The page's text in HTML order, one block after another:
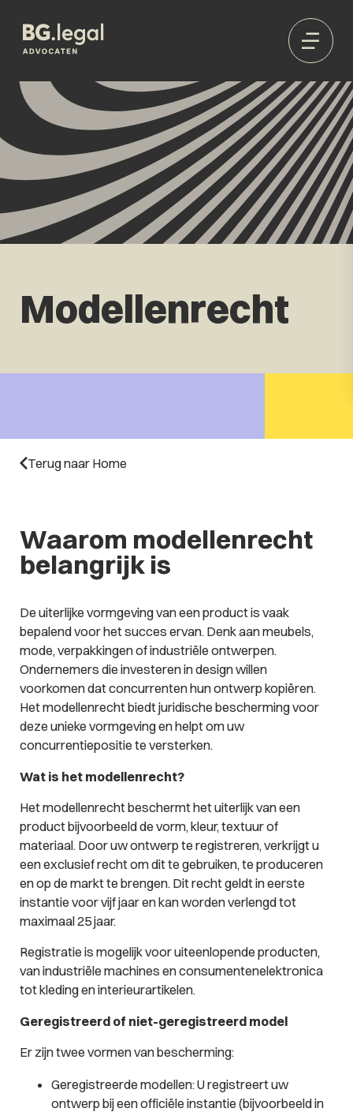
Modellenrecht
Terug naar Home
Waarom modellenrecht
belangrijk is
De uiterlijke vormgeving van een product is vaak
bepalend voor het succes ervan. Denk aan meubels,
mode, verpakkingen of industriële ontwerpen.
Ondernemers die investeren in design willen
voorkomen dat concurrenten hun ontwerp kopiëren.
Het modellenrecht biedt juridische bescherming voor
deze unieke vormgeving en helpt om uw
concurrentiepositie te versterken.
Wat is het modellenrecht?
Het modellenrecht beschermt het uiterlijk van een
product bijvoorbeeld de vorm, kleur, textuur of
materiaal. Door uw ontwerp te registreren, verkrijgt u
een exclusief recht om dit te gebruiken, te produceren
en op de markt te brengen. Dit recht geldt in eerste
instantie voor vijf jaar en kan worden verlengd tot
maximaal 25 jaar.
Registratie is mogelijk voor uiteenlopende producten,
van industriële machines en consumentenelektronica
tot kleding en interieurartikelen.
Geregistreerd of niet-geregistreerd model
Er zijn twee vormen van bescherming:
Geregistreerde modellen: U registreert uw
ontwerp bij een officiële instantie (bijvoorbeeld in